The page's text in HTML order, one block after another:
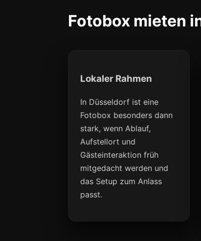
Fotobox mieten
Lokaler Rahmen
In Düsseldorf ist eine
Fotobox besonders dann
stark, wenn Ablauf,
Aufstellort und
Gästeinteraktion früh
mitgedacht werden und
das Setup zum Anlass
passt.